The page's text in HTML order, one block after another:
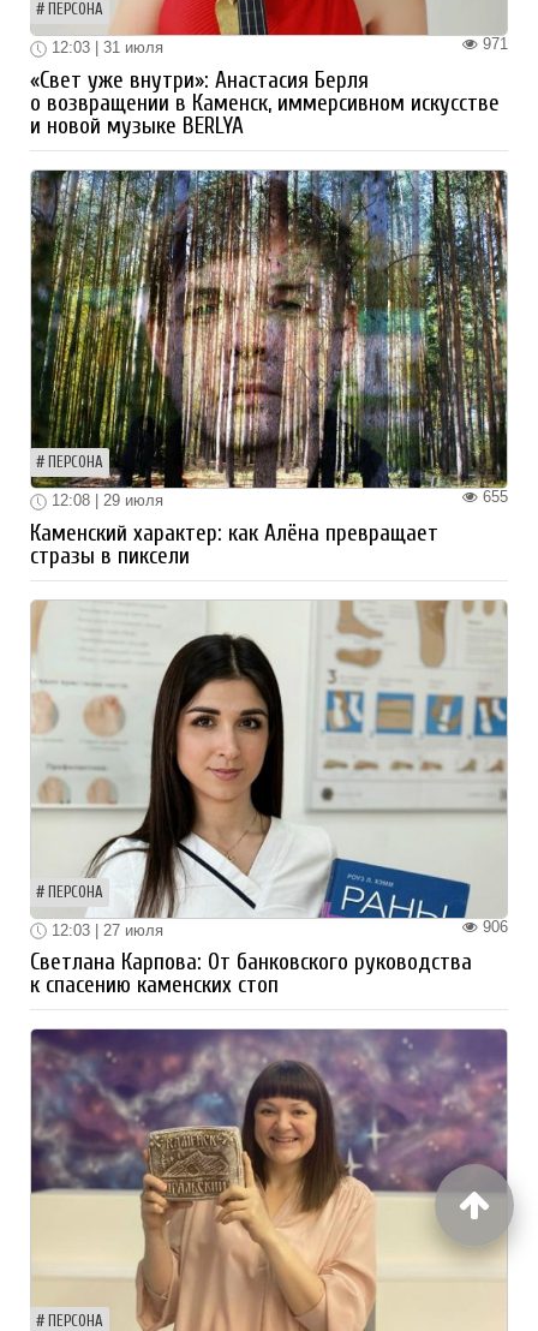
ПЕРСОНА
971
12:03 | 31 июля
«Свет уже внутри»: Анастасия Берля
о возвращении в Каменск, иммерсивном искусстве
и новой музыке BERLYA
ПЕРСОНА
655
12:08 | 29 июля
Каменский характер: как Алёна превращает
стразы в пиксели
ПЕРСОНА
906
12:03 | 27 июля
Светлана Карпова: От банковского руководства
к спасению каменских стоп
ПЕРСОНА